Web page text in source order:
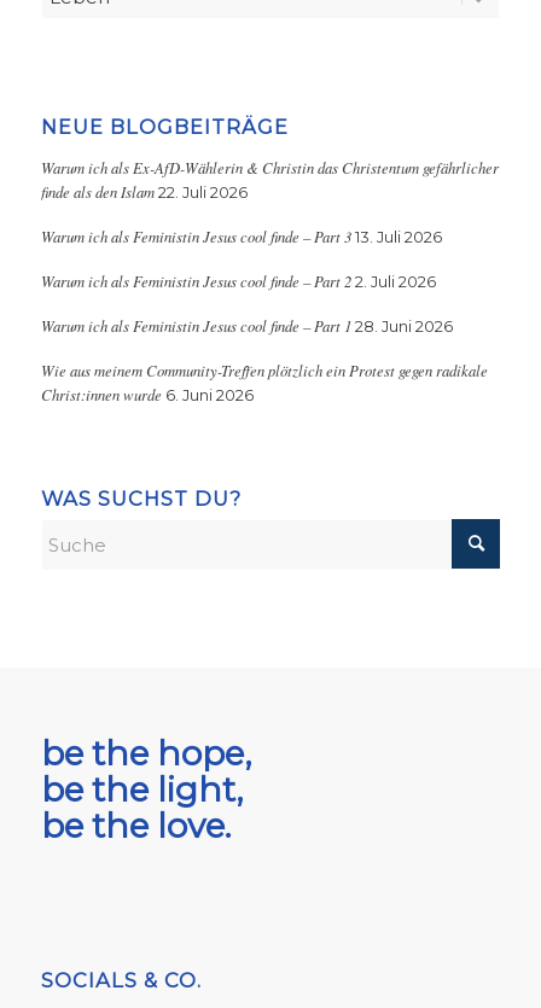
NEUE BLOGBEITRÄGE
Warum ich als Ex-AfD-Wählerin & Christin das Christentum gefährlicher
finde als den Islam 22. Juli 2026
Warum ich als Feministin Jesus cool finde – Part 3 13. Juli 2026
Warum ich als Feministin Jesus cool finde – Part 2 2. Juli 2026
Warum ich als Feministin Jesus cool finde – Part 1 28. Juni 2026
Wie aus meinem Community-Treffen plötzlich ein Protest gegen radikale
Christ:innen wurde 6. Juni 2026
WAS SUCHST DU?
be the hope,
be the light,
be the love.
SOCIALS & CO.